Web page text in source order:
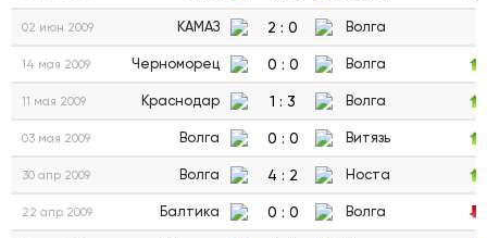
02 июн 2009 КАМАЗ 2 : 0 Волга
14 мая 2009 Черноморец 0 : 0 Волга
11 мая 2009 Краснодар 1 : 3 Волга
03 мая 2009 Волга 0 : 0 Витязь
30 апр 2009 Волга 4 : 2 Носта
22 апр 2009 Балтика 0 : 0 Волга